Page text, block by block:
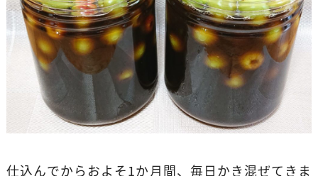
仕込んでからおよそ1か月間、毎日かき混ぜてきま